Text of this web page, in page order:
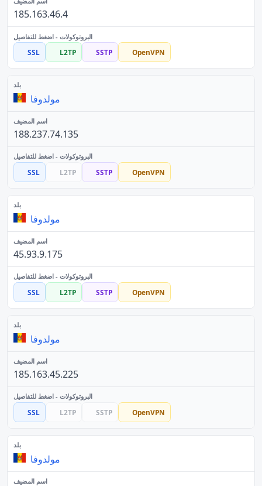
185.163.46.4
SSL L2TP SSTP OpenVPN
مولدوفا
188.237.74.135
SSL L2TP SSTP OpenVPN
مولدوفا
45.93.9.175
SSL L2TP SSTP OpenVPN
مولدوفا
185.163.45.225
SSL L2TP SSTP OpenVPN
مولدوفا